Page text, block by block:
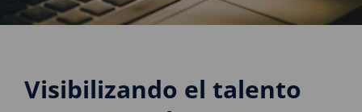
Visibilizando el talento